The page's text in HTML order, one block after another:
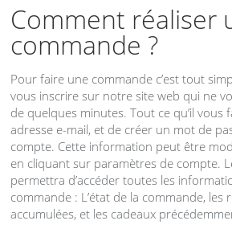
Comment réaliser
commande ?
Pour faire une commande c’est tout
vous inscrire sur notre site web qui ne
de quelques minutes. Tout ce qu’il vous
adresse e-mail, et de créer un mot de
compte. Cette information peut être
en cliquant sur paramètres de compte.
permettra d’accéder toutes les
commande : L’état de la commande, les
accumulées, et les cadeaux